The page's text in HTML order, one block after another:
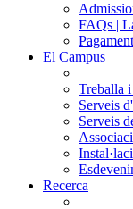
FAQs |
El Campus
Treballa
Serveis
Serveis
Recerca